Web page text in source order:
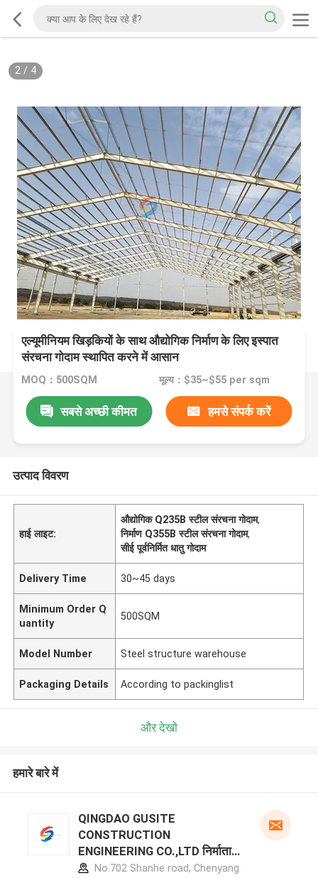
2/ 4
एल्यूमीनियम खिड़कियों के साथ औद्योगिक निर्माण के लिए इस्पात
संरचना गोदाम स्थापित करने में आसान
MOQ：500SQM मूल्य：$35~$55 per sqm
सबसे अच्छी कीमत हमसे संपर्क करें
उत्पाद विवरण
हाई लाइट:
औद्योगिक Q235B स्टील संरचना गोदाम,
निर्माण Q355B स्टील संरचना गोदाम,
सीई पूर्वनिर्मित धातु गोदाम
Delivery Time 30~45 days
Minimum Order Q
uantity
500SQM
Model Number Steel structure warehouse
Packaging Details According to packinglist
और देखो
हमारे बारे में
QINGDAO GUSITE
CONSTRUCTION
ENGINEERING CO.,LTD निर्माता
प्रोफ़ाइलNo.702 Shanhe road, Chenyang